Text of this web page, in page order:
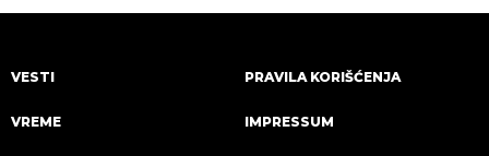
VESTI
VREME
PRAVILA KORIŠĆENJA
IMPRESSUM